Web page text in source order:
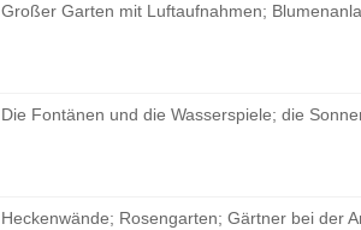
Großer Garten mit Luftaufnahmen;
Die Fontänen und die Wasserspiele; die
Heckenwände; Rosengarten; Gärtner bei der